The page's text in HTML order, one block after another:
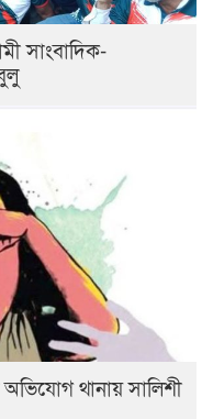
সাংবাদিক-
থানায় সালিশী